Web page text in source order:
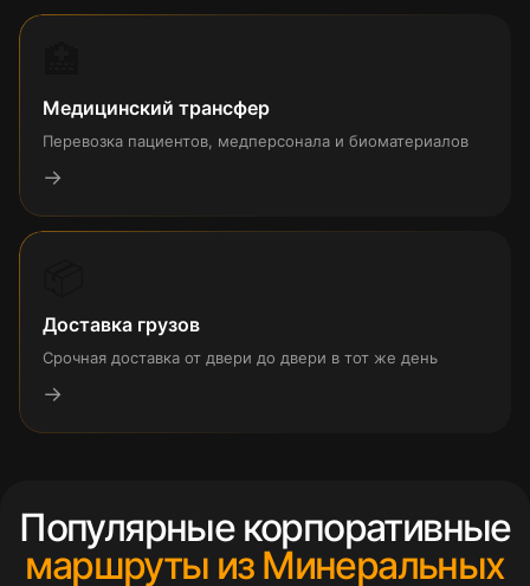
Медицинский трансфер
Перевозка пациентов, медперсонала и биоматериалов
→
Доставка грузов
Срочная доставка от двери до двери в тот же день
→
Популярные корпоративные
маршруты из Минеральных